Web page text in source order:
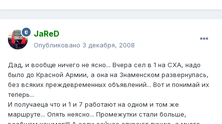
JaReD
Опубликовано 3 декабря, 2008
Дад, и вообще ничего не ясно... Вчера сел в 1 на СХА, надо
было до Красной Армии, а она на Знаменском развернулась,
без всяких преждевременных объявлений... Вот и понимай их
теперь...
И получаеца что и 1 и 7 работают на одном и том же
маршруте... Опять неясно... Промежутки стали больше,